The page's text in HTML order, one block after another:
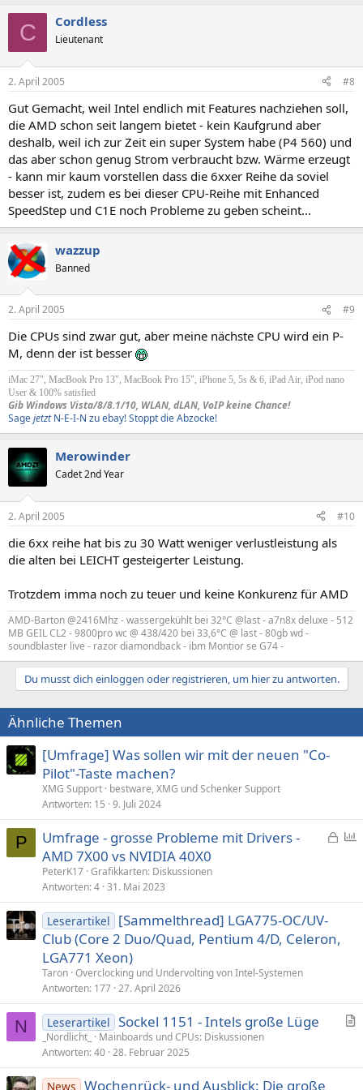
C Cordless
Lieutenant
2. April 2005 #8
Gut Gemacht, weil Intel endlich mit Features nachziehen soll,
die AMD schon seit langem bietet - kein Kaufgrund aber
deshalb, weil ich zur Zeit ein super System habe (P4 560) und
das aber schon genug Strom verbraucht bzw. Wärme erzeugt
- kann mir kaum vorstellen dass die 6xxer Reihe da soviel
besser ist, zudem es bei dieser CPU-Reihe mit Enhanced
SpeedStep und C1E noch Probleme zu geben scheint...
wazzup
Banned
2. April 2005 #9
Die CPUs sind zwar gut, aber meine nächste CPU wird ein P-
M, denn der ist besser
iMac 27", MacBook Pro 13", MacBook Pro 15", iPhone 5, 5s & 6, iPad Air, iPod nano
User & 100% satisfied
Gib Windows Vista/8/8.1/10, WLAN, dLAN, VoIP keine Chance!
SagejetztN-E-I-N zu ebay! Stoppt die Abzocke!
Merowinder
Cadet 2nd Year
2. April 2005 #10
die 6xx reihe hat bis zu 30 Watt weniger verlustleistung als
die alten bei LEICHT gesteigerter Leistung.
Trotzdem imma noch zu teuer und keine Konkurenz für AMD
AMD-Barton @2416Mhz - wassergekühlt bei 32°C @last - a7n8x deluxe - 512
MB GEIL CL2 - 9800pro wc @ 438/420 bei 33,6°C @ last - 80gb wd -
soundblaster live - razor diamondback - ibm Montior se G74 -
Du musst dich einloggen oder registrieren, um hier zu antworten.
Ähnliche Themen
[Umfrage] Was sollen wir mit der neuen "Co-
Pilot"-Taste machen?
XMG Support bestware, XMG und Schenker Support
Antworten 15 9. Juli 2024
P
G
e
a
Umfrage - grosse Probleme mit Drivers -
AMD 7X00 vs NVIDIA 40X0
PeterK17 Grafikkarten: Diskussionen
Antworten 4 31. Mai 2023
Leserartikel
[Sammelthread] LGA775-OC/UV-
Club (Core 2 Duo/Quad, Pentium 4/D, Celeron,
LGA771 Xeon)
Taron Overclocking und Undervolting von Intel-Systemen
Antworten 177 27. April 2026
N
i
Leserartikel Sockel 1151 - Intels große Lüge
_Nordlicht_
Mainboards und CPUs: Diskussionen
Antworten 40 28. Februar 2025
News Wochenrück- und Ausblick: Die große